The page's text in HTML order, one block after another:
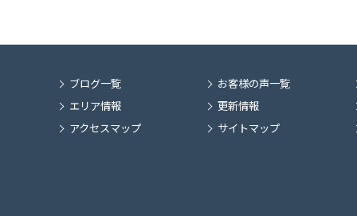
ブログ一覧
エリア情報
アクセスマップ
お客様の声一覧
更新情報
サイトマップ